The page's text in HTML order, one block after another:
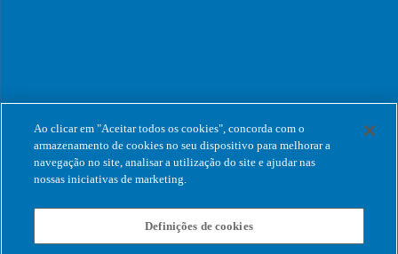
Ao clicar em "Aceitar todos os cookies", concorda com o
armazenamento de cookies no seu dispositivo para melhorar a
navegação no site, analisar a utilização do site e ajudar nas
nossas iniciativas de marketing.
Definições de cookies